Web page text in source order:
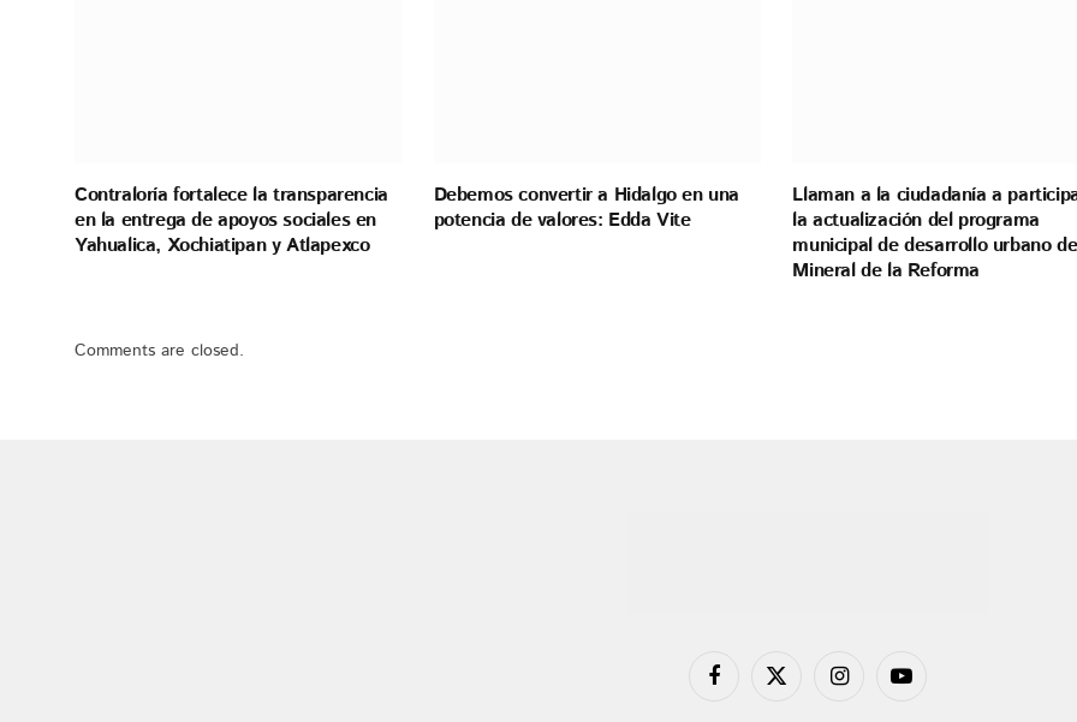
Contraloría fortalece la transparencia
en la entrega de apoyos sociales en
Yahualica, Xochiatipan y Atlapexco
Debemos convertir a Hidalgo en una
potencia de valores: Edda Vite
Llaman a la ciudadanía a
la actualización del programa
municipal de desarrollo urbano de
Mineral de la Reforma
Comments are closed.
FacebookX
InstagramYouTube